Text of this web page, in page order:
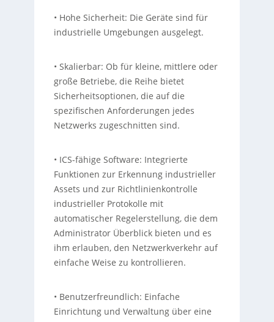
• Hohe Sicherheit: Die Geräte sind für
industrielle Umgebungen ausgelegt.
• Skalierbar: Ob für kleine, mittlere oder
große Betriebe, die Reihe bietet
Sicherheitsoptionen, die auf die
spezifischen Anforderungen jedes
Netzwerks zugeschnitten sind.
• ICS-fähige Software: Integrierte
Funktionen zur Erkennung industrieller
Assets und zur Richtlinienkontrolle
industrieller Protokolle mit
automatischer Regelerstellung, die dem
Administrator Überblick bieten und es
ihm erlauben, den Netzwerkverkehr auf
einfache Weise zu kontrollieren.
• Benutzerfreundlich: Einfache
Einrichtung und Verwaltung über eine